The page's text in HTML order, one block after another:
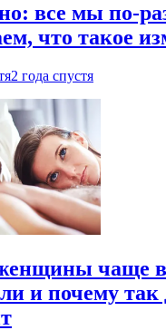
все мы по-
что такое
2 года спустя
чаще
и почему так